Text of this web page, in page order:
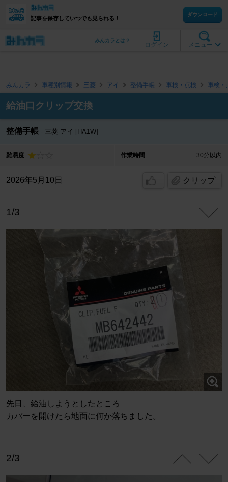
記事を保存していつでも見られる！
ダウンロード
メニュー
ログイン
みんカラとは？
みんカラ 車種別情報 三菱 アイ 整備手帳 車検・点検 車検・
給油口クリップ交換
整備手帳 三菱 アイ [HA1W]
難易度 作業時間 30分以内
2026年5月10日 クリップ
1/3
先日、給油しようとしたところ
カバーを開けたら地面に何か落ちました。
2/3